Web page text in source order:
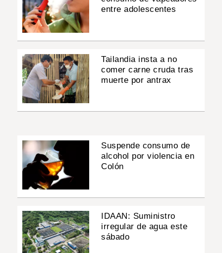
entre adolescentes
Tailandia insta a no
comer carne cruda tras
muerte por antrax
Suspende consumo de
alcohol por violencia en
Colón
IDAAN: Suministro
irregular de agua este
sábado